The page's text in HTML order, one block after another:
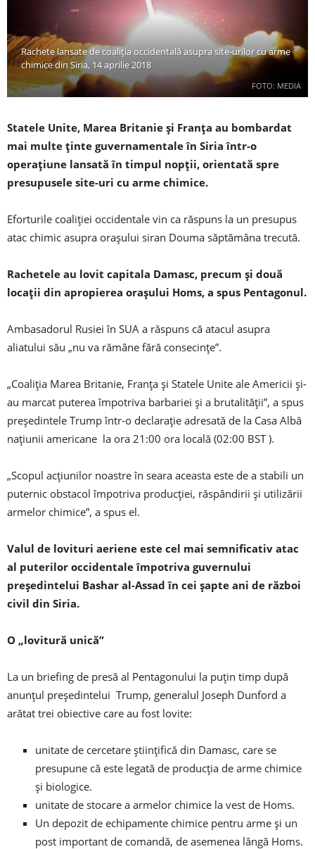
FOTO: MEDIA
Rachete lansate de coaliția occidentală asupra site-urilor cu arme
chimice din Siria, 14 aprilie 2018
Statele Unite, Marea Britanie și Franța au bombardat
mai multe ținte guvernamentale în Siria într-o
operațiune lansată în timpul nopții, orientată spre
presupusele site-uri cu arme chimice.
Eforturile coaliției occidentale vin ca răspuns la un presupus
atac chimic asupra orașului siran Douma săptămâna trecută.
Rachetele au lovit capitala Damasc, precum și două
locații din apropierea orașului Homs, a spus Pentagonul.
Ambasadorul Rusiei în SUA a răspuns că atacul asupra
aliatului său „nu va rămâne fără consecințe”.
„Coaliția Marea Britanie, Franța și Statele Unite ale Americii și-
au marcat puterea împotriva barbariei și a brutalității”, a spus
președintele Trump într-o declarație adresată de la Casa Albă
națiunii americane la ora 21:00 ora locală (02:00 BST ).
„Scopul acțiunilor noastre în seara aceasta este de a stabili un
puternic obstacol împotriva producției, răspândirii și utilizării
armelor chimice”, a spus el.
Valul de lovituri aeriene este cel mai semnificativ atac
al puterilor occidentale împotriva guvernului
președintelui Bashar al-Assad în cei șapte ani de război
civil din Siria.
O „lovitură unică”
La un briefing de presă al Pentagonului la puțin timp după
anunțul președintelui Trump, generalul Joseph Dunford a
arătat trei obiective care au fost lovite:
unitate de cercetare științifică din Damasc, care se
presupune că este legată de producția de arme chimice
și biologice.
unitate de stocare a armelor chimice la vest de Homs.
Un depozit de echipamente chimice pentru arme și un
post important de comandă, de asemenea lângă Homs.